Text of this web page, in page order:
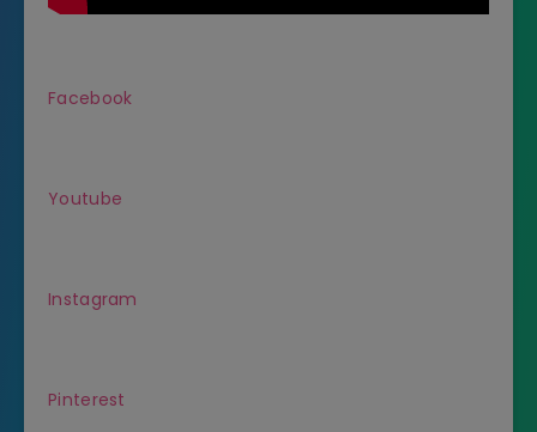
Facebook
Youtube
Instagram
Pinterest